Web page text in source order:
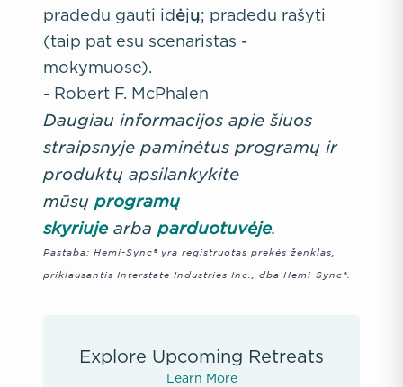
pradedu gauti idėjų; pradedu rašyti
(taip pat esu scenaristas -
mokymuose).
- Robert F. McPhalen
Daugiau informacijos apie šiuos
straipsnyje paminėtus programų ir
produktų apsilankykite
mūsų programų
skyriujearba parduotuvėje.
Pastaba: Hemi-Sync® yra registruotas prekės ženklas,
priklausantis Interstate Industries Inc., dba Hemi-Sync®.
Explore Upcoming Retreats
Learn More